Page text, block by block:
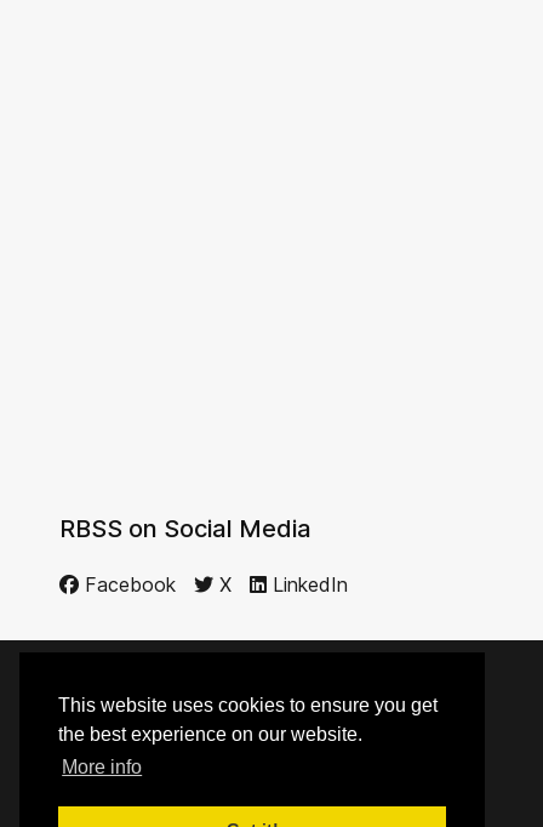
This website uses cookies to ensure you get
the best experience on our website.
More info
RBSS on Social Media
Facebook X LinkedIn
© 2014 - 2026 RBSS